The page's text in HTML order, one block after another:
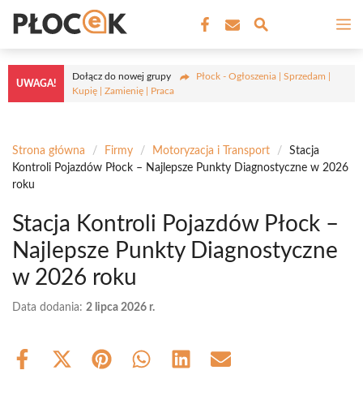
treści
UWAGA!
Dołącz do nowej grupy
Płock - Ogłoszenia | Sprzedam |
Kupię | Zamienię | Praca
Strona główna / Firmy / Motoryzacja i Transport /
Stacja
Kontroli Pojazdów Płock – Najlepsze Punkty Diagnostyczne w 2026
roku
Stacja Kontroli Pojazdów Płock –
Najlepsze Punkty Diagnostyczne
w 2026 roku
Data dodania: 2 lipca 2026 r.
Share
Share Share Share Share Share